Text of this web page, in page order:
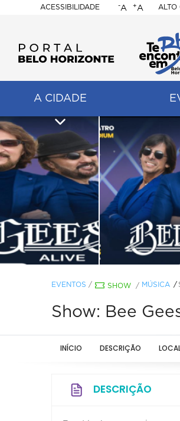
ACESSIBILIDADE
BELO
-A +A ALTO
A CIDADE
EVENTOS / SHOW / MÚSICA
Show: Bee
INÍCIO DESCRIÇÃO
DESCRIÇÃO